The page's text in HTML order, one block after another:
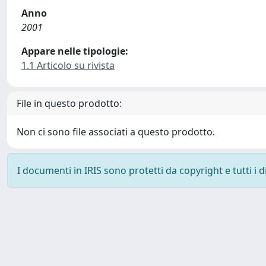
Anno
2001
Appare nelle tipologie:
1.1 Articolo su rivista
File in questo prodotto:
Non ci sono file associati a questo prodotto.
I documenti in IRIS sono protetti da copyright e tutti i